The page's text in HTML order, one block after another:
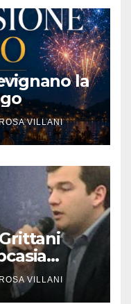
la
VILLANI
invocare
VILLANI